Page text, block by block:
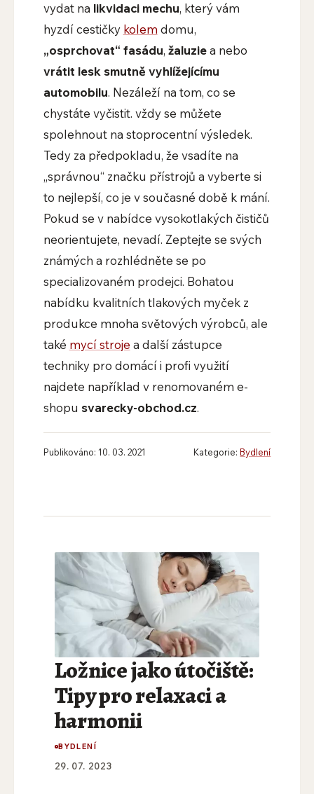
vydat na likvidaci mechu, který vám
hyzdí cestičky kolem domu,
„osprchovat“ fasádu, žaluziea nebo
vrátit lesk smutně vyhlížejícímu
automobilu. Nezáleží na tom, co se
chystáte vyčistit. vždy se můžete
spolehnout na stoprocentní výsledek.
Tedy za předpokladu, že vsadíte na
„správnou“ značku přístrojů a vyberte si
to nejlepší, co je v současné době k mání.
Pokud se v nabídce vysokotlakých čističů
neorientujete, nevadí. Zeptejte se svých
známých a rozhlédněte se po
specializovaném prodejci. Bohatou
nabídku kvalitních tlakových myček z
produkce mnoha světových výrobců, ale
také mycí stroje a další zástupce
techniky pro domácí i profi využití
najdete například v renomovaném e-
shopu svarecky-obchod.cz.
Publikováno: 10. 03. 2021 Kategorie:Bydlení
Ložnice jako útočiště:
Tipy pro relaxaci a
harmonii
BYDLENÍ
29. 07. 2023